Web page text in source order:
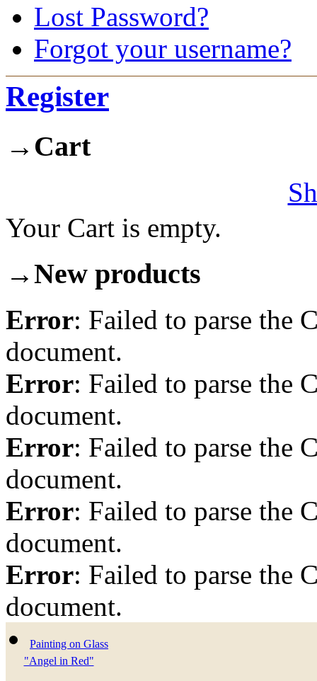
Lost Password?
Forgot your username?
Register
→ Cart
Your Cart is empty.
→New products
Error: Failed to parse the
document.
Error: Failed to parse the
document.
Error: Failed to parse the
document.
Error: Failed to parse the
document.
Error: Failed to parse the
document.
Painting on Glass
"Angel in Red"